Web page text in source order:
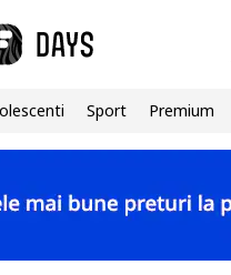
Sport Premium